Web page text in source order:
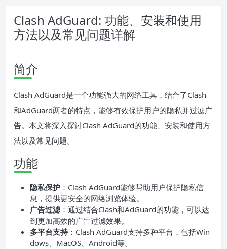
Clash AdGuard: 功能、安装和使用
方法以及常见问题详解
简介
Clash AdGuard是一个功能强大的网络工具，结合了Clash
和AdGuard两者的特点，能够有效保护用户的隐私并过滤广
告。本文将深入探讨Clash AdGuard的功能、安装和使用方
法以及常见问题。
功能
隐私保护 ：Clash AdGuard能够帮助用户保护隐私信
息，提供更安全的网络浏览体验。
广告过滤：通过结合Clash和AdGuard的功能，可以达
到更加高效的广告过滤效果。
多平台支持：Clash AdGuard支持多种平台，包括Win
dows、MacOS、Android等。